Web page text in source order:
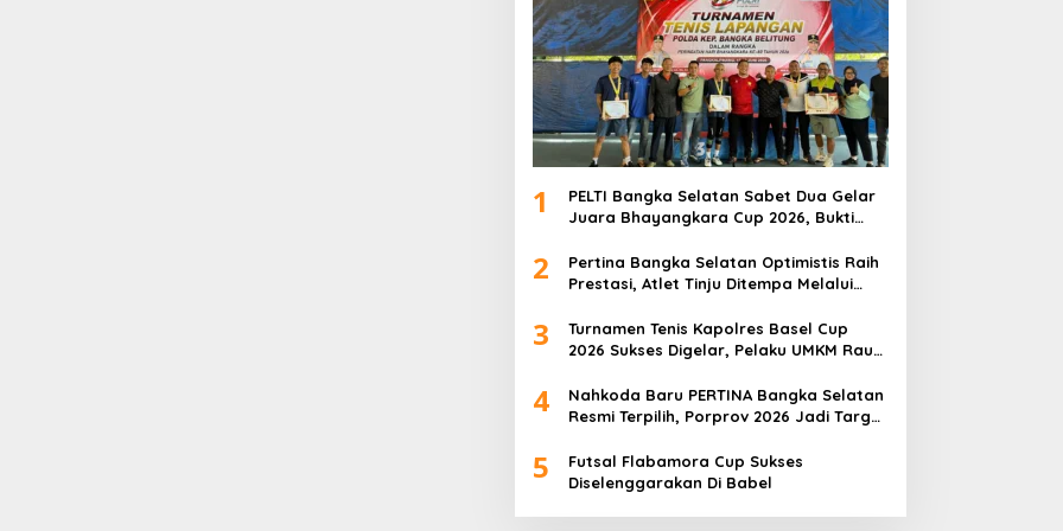
1
PELTI Bangka Selatan Sabet Dua Gelar
Juara Bhayangkara Cup 2026, Bukti
2
Pertina Bangka Selatan Optimistis Raih
Prestasi, Atlet Tinju Ditempa Melalui
3
Turnamen Tenis Kapolres Basel Cup
2026 Sukses Digelar, Pelaku UMKM Raup
4
Nahkoda Baru PERTINA Bangka Selatan
Resmi Terpilih, Porprov 2026 Jadi Target
5
Futsal Flabamora Cup Sukses
Diselenggarakan Di Babel